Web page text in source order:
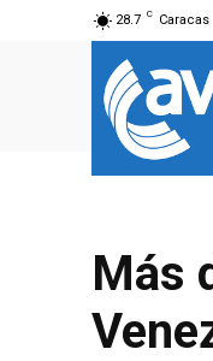
28.7 C Caracas
Más